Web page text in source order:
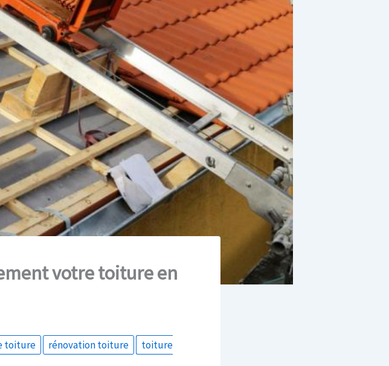
votre toiture en
toiture rénovation toiture
toiture